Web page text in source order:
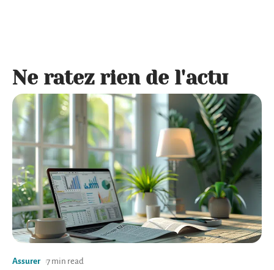
Ne ratez rien de l'actu
Assurer 7 min read